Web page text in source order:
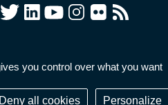
you control over what you want
Deny all cookies Personalize
twitterlinkedInyoutubeinstagram
flickr rss
légales
Données
-Accessibilité :